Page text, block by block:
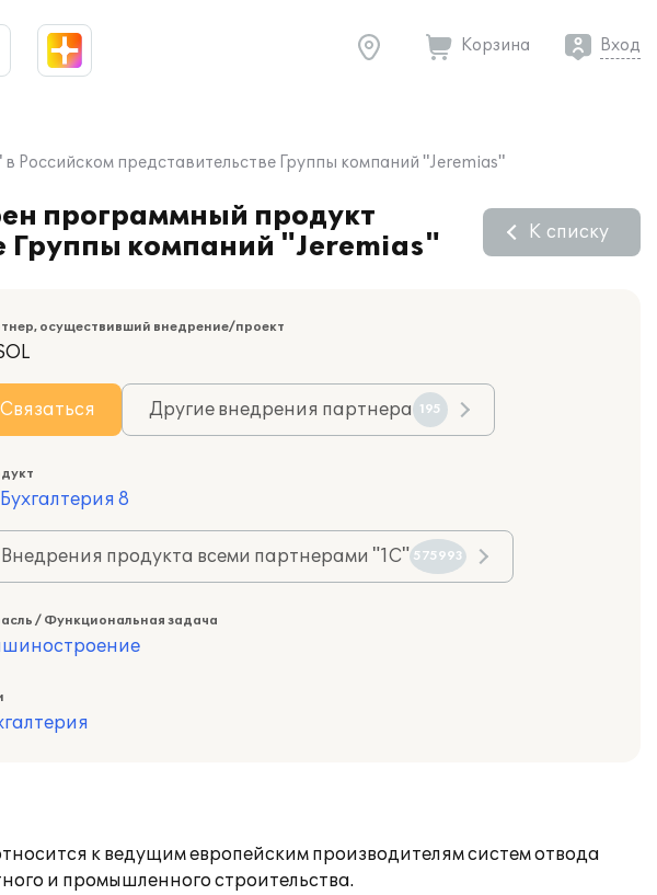
Корзина Вход
представительстве Группы компаний "Jeremias"
программный продукт
Группы компаний "Jeremias"
К списку
осуществивший внедрение/проект
Связаться Другие внедрения партнера 195
8
Внедрения продукта всеми партнерами "1С" 575993
/ Функциональная задача
к ведущим европейским производителям систем отвода
и промышленного строительства.